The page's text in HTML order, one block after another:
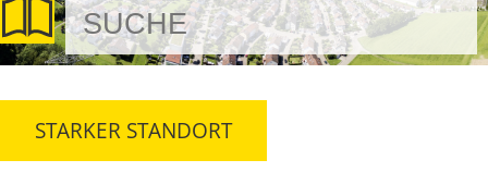
STARKER STANDORT